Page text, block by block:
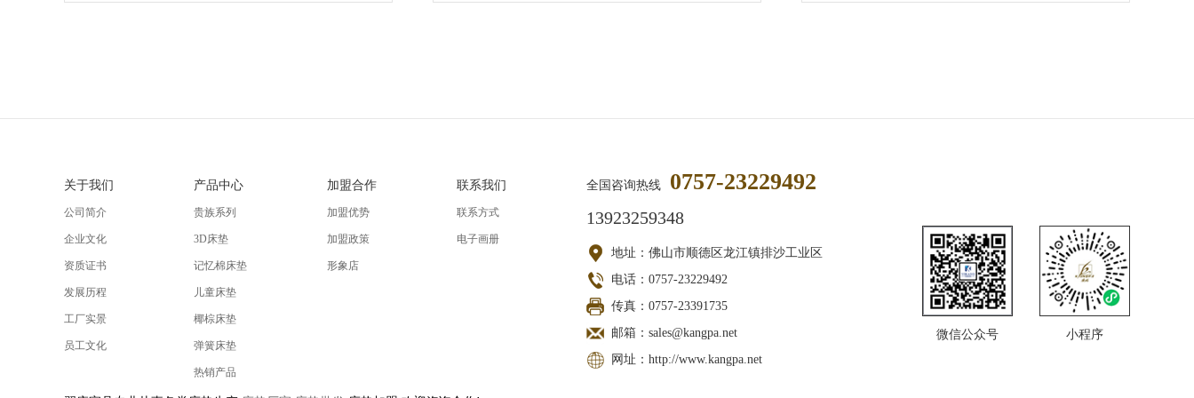
关于我们
公司简介
企业文化
资质证书
发展历程
工厂实景
员工文化
产品中心
贵族系列
3D床垫
记忆棉床垫
儿童床垫
椰棕床垫
弹簧床垫
热销产品
加盟合作
加盟优势
加盟政策
形象店
联系我们
联系方式
电子画册
全国咨询热线 0757-23229492
13923259348
地址：佛山市顺德区龙江镇排沙工业区
电话：0757-23229492
传真：0757-23391735
邮箱：sales@kangpa.net
网址：http://www.kangpa.net
小程序
微信公众号